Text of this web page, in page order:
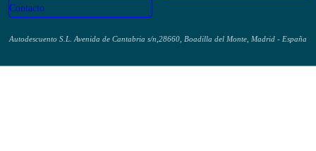
Contacto
Autodescuento S.L. Avenida de Cantabria s/n,28660, Boadilla del Monte, Madrid - España